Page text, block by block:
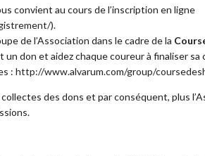
convient au cours de l’inscription en ligne
).
de l’Association dans le cadre de la
un don et aidez chaque coureur à finaliser
: http://www.alvarum.com/group/
collectes des dons et par conséquent, plus